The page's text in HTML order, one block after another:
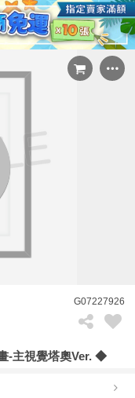
G07227926
-主視覺塔奧Ver. ◆